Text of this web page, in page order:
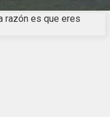
razón es que eres